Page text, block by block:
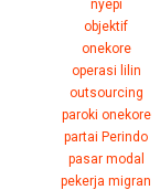
nyepi
objektif
onekore
operasi lilin
outsourcing
paroki onekore
partai Perindo
pasar modal
pekerja migran